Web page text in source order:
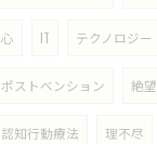
心 IT テクノロジー
ポストベンション 絶望
認知行動療法 理不尽